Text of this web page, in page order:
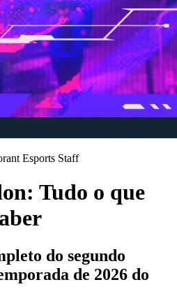
Esports Staff
Tudo o que
do segundo
de 2026 do